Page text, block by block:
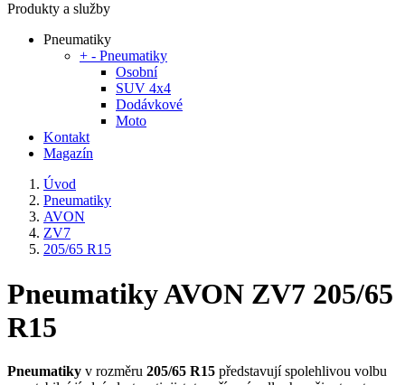
Produkty a služby
Pneumatiky
+ - Pneumatiky
Osobní
SUV 4x4
Dodávkové
Moto
Kontakt
Magazín
Úvod
Pneumatiky
AVON
ZV7
205/65 R15
Pneumatiky AVON ZV7 205/65
R15
Pneumatiky v rozměru 205/65 R15 představují spolehlivou volbu